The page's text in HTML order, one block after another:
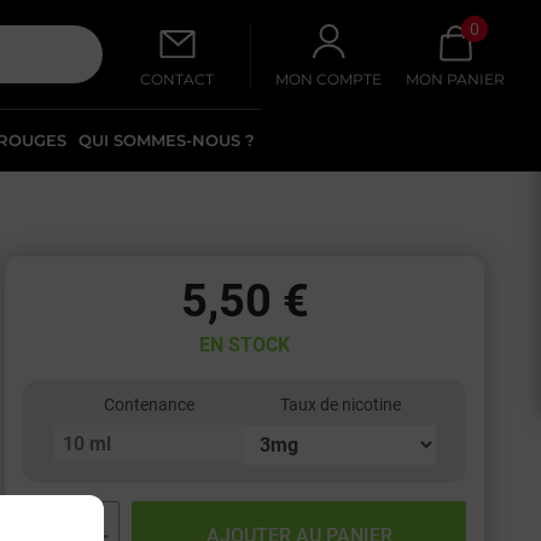
CONTACT
QUI SOMMES-NOUS ?
MON COMPTE
0
MON PANIER
5,50 €
EN STOCK
Contenance Taux de nicotine
AJOUTER AU PANIER